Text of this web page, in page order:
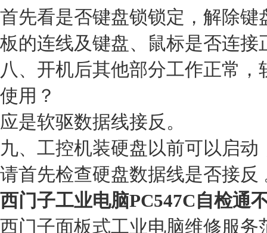
首先看是否键盘锁锁定，解除
板的连线及键盘、鼠标是否连接
八、开机后其他部分工作正常
使用？
应是软驱数据线接反。
九、工控机装硬盘以前可以启
请首先检查硬盘数据线是否接反
西门子工业电脑PC547C自检通
西门子面板式工业电脑维修服务